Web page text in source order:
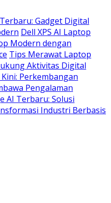
Gadget Digital
Dell XPS AI Laptop
Modern dengan
Tips Merawat Laptop
Aktivitas Digital
Perkembangan
Pengalaman
AI Terbaru: Solusi
Industri Berbasis